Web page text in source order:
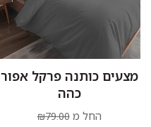
מצעים כותנה פרקל אפור
כהה
החל מ ₪79.00